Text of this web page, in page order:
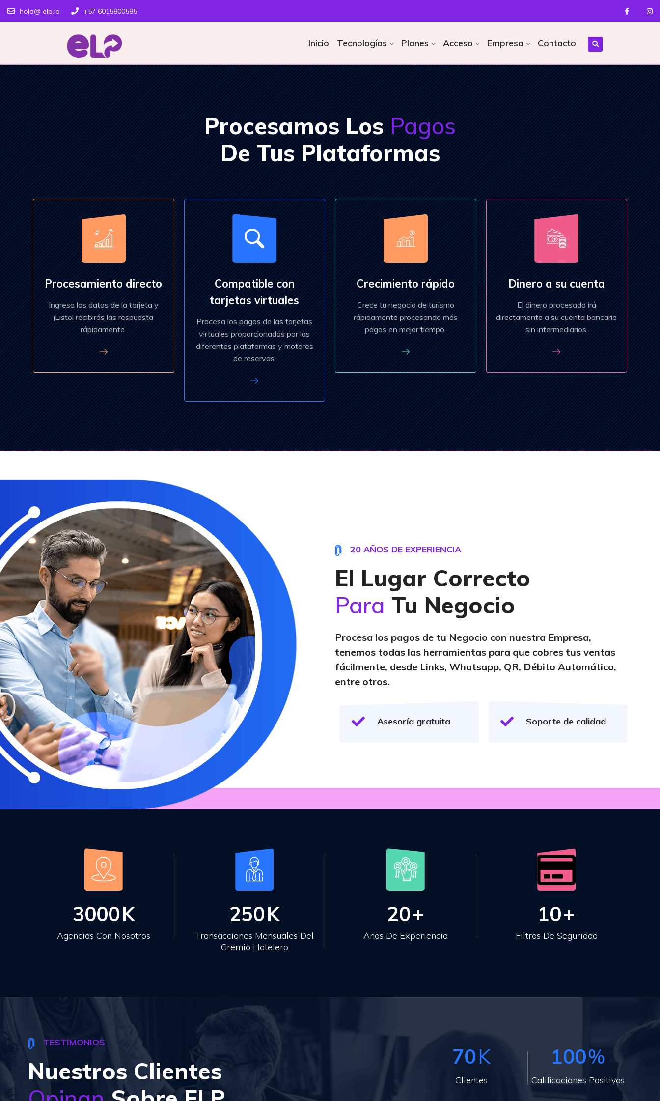
hola@ elp.la +57 6015800585
Inicio Tecnologías Planes Acceso Empresa Contacto
Procesamos LosPagos
De Tus Plataformas
Procesamiento directo
Ingresa los datos de la tarjeta y
¡Listo! recibirás las respuesta
rápidamente.
Compatible con
tarjetas virtuales
Procesa los pagos de las tarjetas
virtuales proporcionadas por las
diferentes plataformas y motores
de reservas.
Crecimiento rápido
Crece tu negocio de turismo
rápidamente procesando más
pagos en mejor tiempo.
Dinero a su cuenta
El dinero procesado irá
directamente a su cuenta bancaria
sin intermediarios.
20 AÑOS DE EXPERIENCIA
El Lugar Correcto
Para Tu Negocio
Procesa los pagos de tu Negocio con nuestra Empresa,
tenemos todas las herramientas para que cobres tus ventas
fácilmente, desde Links, Whatsapp, QR, Débito Automático,
entre otros.
Asesoría gratuita Soporte de calidad
3000K
Agencias Con Nosotros
250K
Transacciones Mensuales Del
Gremio Hotelero
20+
Años De Experiencia
10+
Filtros De Seguridad
TESTIMONIOS
Nuestros Clientes
70K
Clientes
100%
Calificaciones Positivas